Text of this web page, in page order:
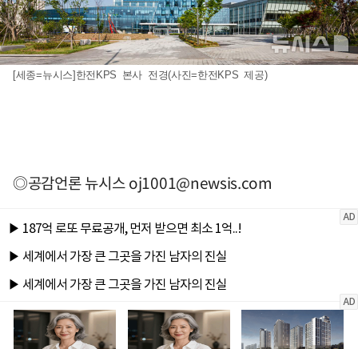
[세종=뉴시스]한전KPS 본사 전경(사진=한전KPS 제공)
◎공감언론 뉴시스oj1001@newsis.com